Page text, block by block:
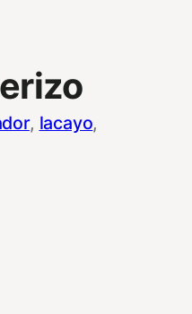
, lacayo